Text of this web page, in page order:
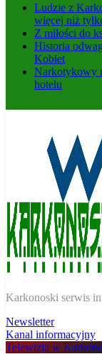
Ludzie z
więcej niż
Z miłości do
Historia
Kobiet
Narkotykowy
hotelu
W Karkonoszach
Karkonoski serwis
Newsletter
Kanal informacyjny
Telewizja w